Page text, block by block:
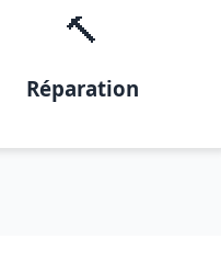
🔨
Réparation